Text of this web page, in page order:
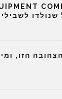
הזו,